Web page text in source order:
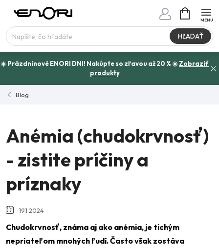
obsah
HĽADAŤ
KOŠÍK
☀️ Prázdninové ENORI DNI! Nakúpte so zľavou až 20 % ☀️Zobraziť
produkty
Blog
Anémia (chudokrvnosť)
- zistite príčiny a
príznaky
19.1.2024
Chudokrvnosť, známa aj ako anémia, je tichým
nepriateľom mnohých ľudí. Často však zostáva
www.enori.cz - Chat